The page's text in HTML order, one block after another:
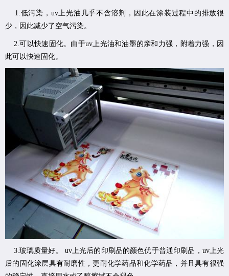
1.低污染，uv上光油几乎不含溶剂，因此在涂装过程中的排放很
少，因此减少了空气污染。
2.可以快速固化。由于uv上光油和油墨的亲和力强，附着力强，因
此可以快速固化。
3.玻璃质量好。 uv上光后的印刷品的颜色优于普通印刷品，uv上光
后的固化涂层具有耐磨性，更耐化学药品和化学药品，并且具有很强